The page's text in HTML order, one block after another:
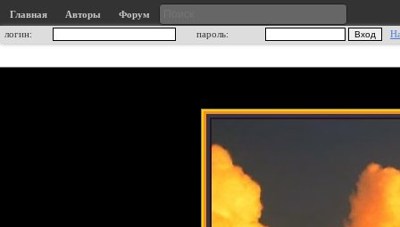
Главная Авторы
Форум
логин:
пароль: